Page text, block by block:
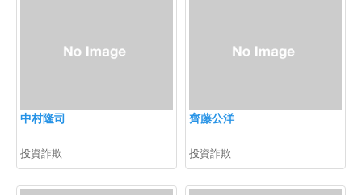
中村隆司
投資詐欺
齊藤公洋
投資詐欺